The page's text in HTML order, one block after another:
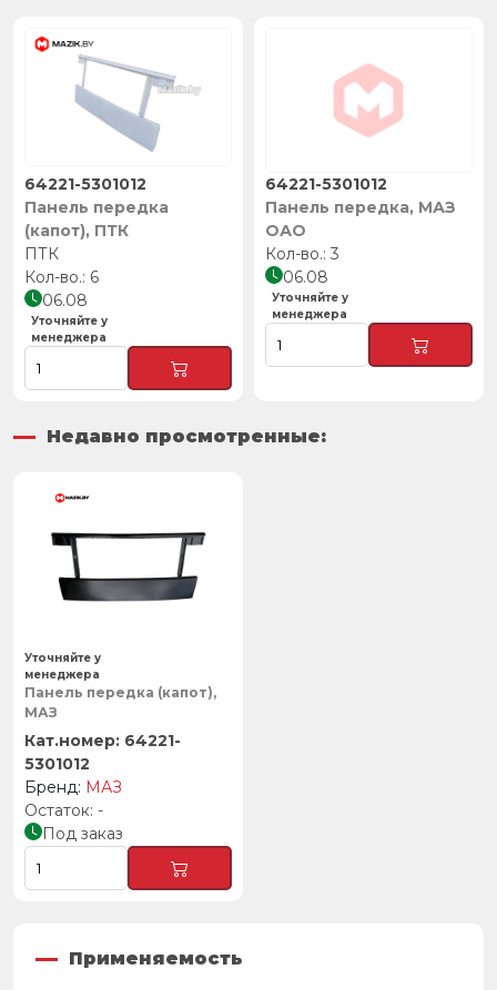
Панель передка
(капот), ПТК
64221-5301012
ПТК
6
06.08
Уточняйте у
менеджера
Панель передка, МАЗ
ОАО
64221-5301012
3
06.08
Уточняйте у
менеджера
Недавно просмотренные:
Панель передка (капот),
МАЗ
64221-
5301012
МАЗ
-
Под заказ
Уточняйте у
менеджера
Применяемость